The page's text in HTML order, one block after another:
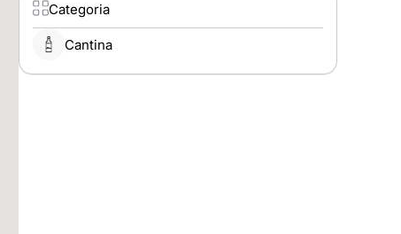
Categoria
Cantina